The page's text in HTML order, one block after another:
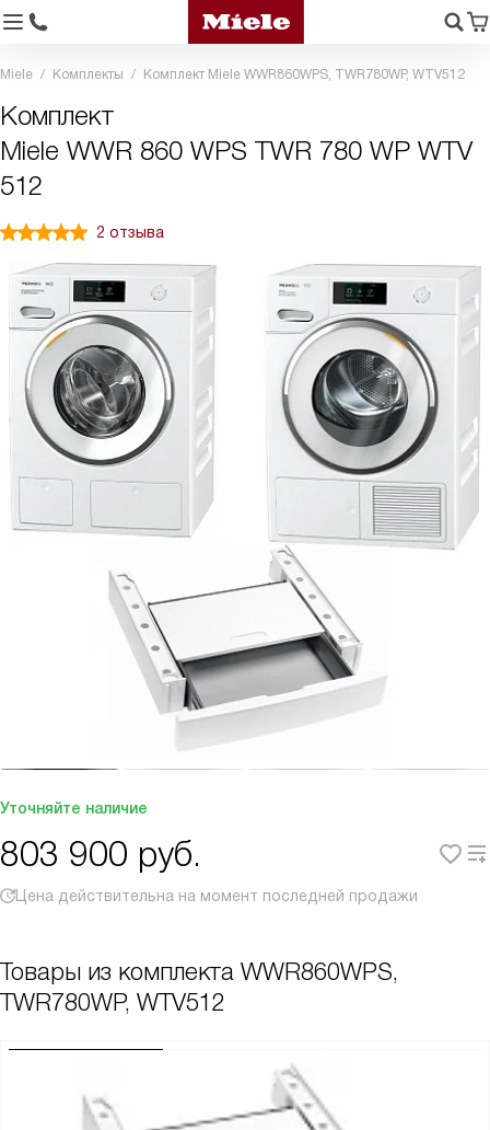
Miele Комплекты Комплект Miele WWR860WPS, TWR780WP, WTV512
Комплект
Miele WWR 860 WPS TWR 780 WP WTV
512
2 отзыва
Уточняйте наличие
803 900 руб.
Цена действительна на момент последней продажи
Товары из комплекта WWR860WPS,
TWR780WP, WTV512